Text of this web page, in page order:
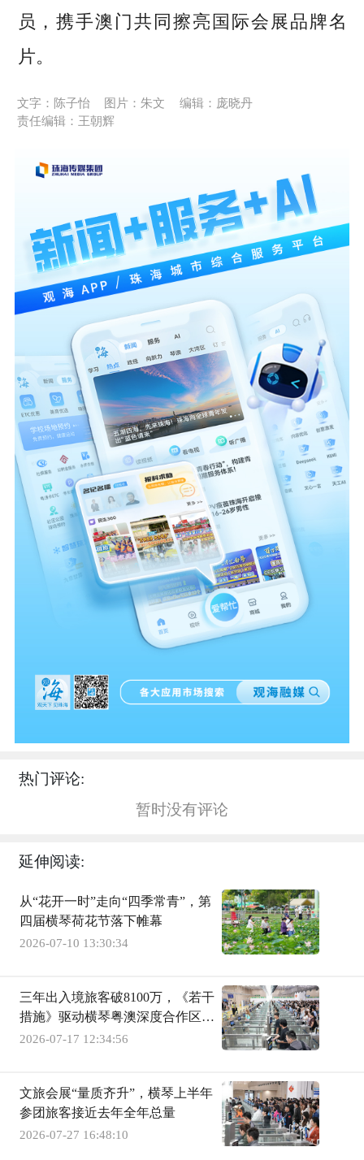
员，携手澳门共同擦亮国际会展品牌名
片。
文字：陈子怡 图片：朱文
编辑：庞晓丹
责任编辑：王朝辉
热门评论:
暂时没有评论
延伸阅读:
从“花开一时”走向“四季常青”，第
四届横琴荷花节落下帷幕
2026-07-10 13:30:34
三年出入境旅客破8100万，《若干
措施》驱动横琴粤澳深度合作区蝶
变
2026-07-17 12:34:56
文旅会展“量质齐升”，横琴上半年
参团旅客接近去年全年总量
2026-07-27 16:48:10